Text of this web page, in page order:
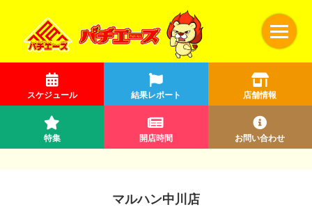
スケジュール 結果レポート 店舗情報
特集 開店時間 お問い合わせ
マルハン中川店